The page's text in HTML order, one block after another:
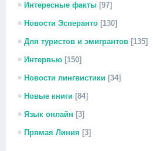
Интересные факты [97]
Новости Эсперанто [130]
Для туристов и эмигрантов [135]
Интервью [150]
Новости лингвистики [34]
Новые книги [84]
Язык онлайн [3]
Прямая Линия [3]